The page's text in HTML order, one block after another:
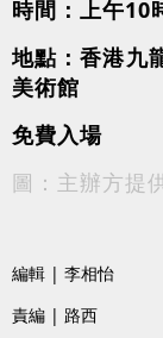
時間： 上午10
地點：香港九
美術館
免費入場
圖：主辦方提
編輯 | 李相怡
責編 | 路西